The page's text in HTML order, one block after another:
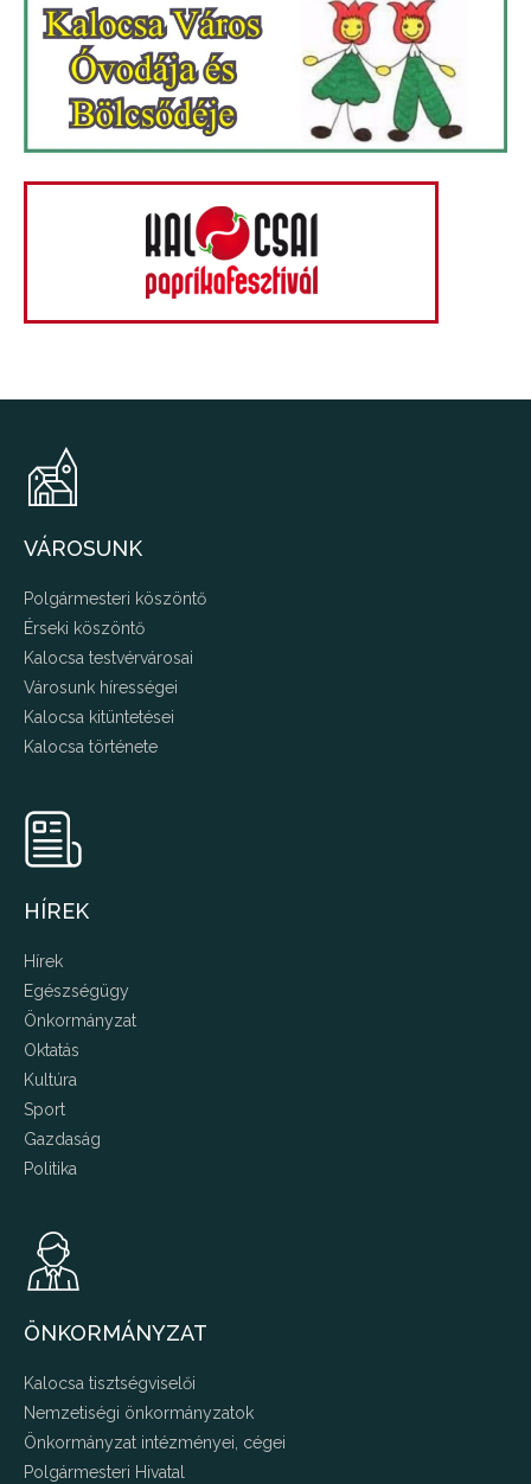
VÁROSUNK
Polgármesteri köszöntő
Érseki köszöntő
Kalocsa testvérvárosai
Városunk hírességei
Kalocsa kitüntetései
Kalocsa története
HÍREK
Hírek
Egészségügy
Önkormányzat
Oktatás
Kultúra
Sport
Gazdaság
Politika
ÖNKORMÁNYZAT
Kalocsa tisztségviselői
Nemzetiségi önkormányzatok
Önkormányzat intézményei, cégei
Polgármesteri Hivatal